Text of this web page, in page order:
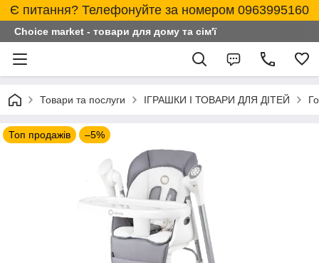
Є питання? Телефонуйте за номером 0963995160
Choice market - товари для дому та сім'ї
Товари та послуги ІГРАШКИ І ТОВАРИ ДЛЯ ДІТЕЙ
Топ продажів –5%